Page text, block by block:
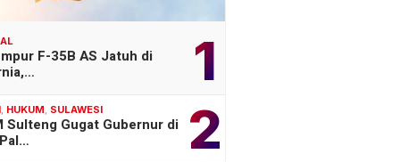
1
F-35B AS Jatuh di
2
HUKUM SULAWESI
Sulteng Gugat Gubernur di